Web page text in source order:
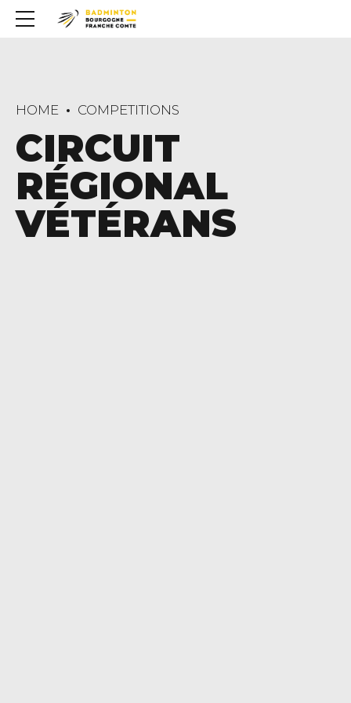
HOME COMPETITIONS
CIRCUIT
RÉGIONAL
VÉTÉRANS